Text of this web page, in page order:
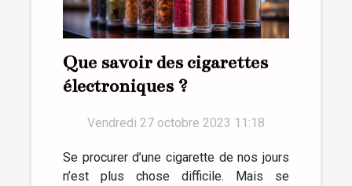
Que savoir des cigarettes
électroniques ?
Vendredi 27 octobre 2023 11:18
Se procurer d’une cigarette de nos jours
n’est plus chose difficile. Mais se